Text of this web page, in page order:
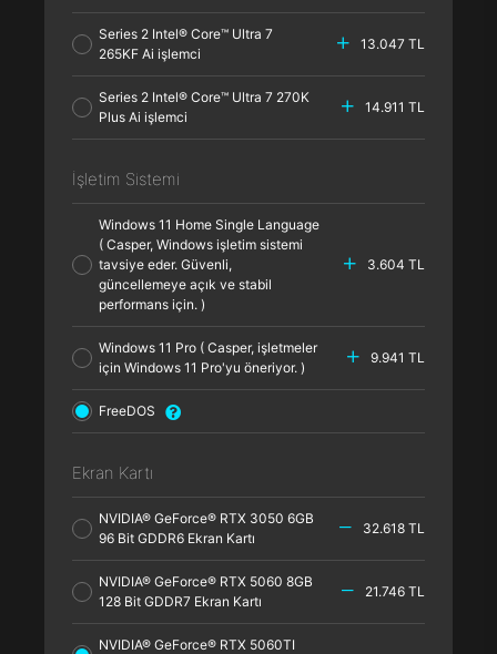
Series 2 Intel® Core™ Ultra 7
265KF Ai işlemci
13.047 TL
Series 2 Intel® Core™ Ultra 7 270K
Plus Ai işlemci
14.911 TL
İşletim Sistemi
Windows 11 Home Single Language
( Casper, Windows işletim sistemi
tavsiye eder. Güvenli,
güncellemeye açık ve stabil
performans için. )
3.604 TL
Windows 11 Pro ( Casper, işletmeler
için Windows 11 Pro'yu öneriyor. )
9.941 TL
FreeDOS
Ekran Kartı
NVIDIA® GeForce® RTX 3050 6GB
96 Bit GDDR6 Ekran Kartı
32.618 TL
NVIDIA® GeForce® RTX 5060 8GB
128 Bit GDDR7 Ekran Kartı
21.746 TL
NVIDIA® GeForce® RTX 5060TI